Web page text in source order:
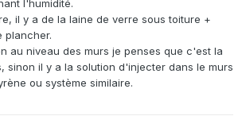
l'humidité.
il y a de la laine de verre sous toiture +
plancher.
au niveau des murs je penses que c'est la
sinon il y a la solution d'injecter dans le murs
ou système similaire.